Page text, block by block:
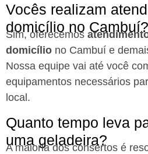
Vocês realizam
domicílio no Cambuí?
Sim, oferecemos
domicílio no Cambuí e
Nossa equipe vai até você
equipamentos necessários
local.
Quanto tempo leva
uma geladeira?
A maioria dos consertos é